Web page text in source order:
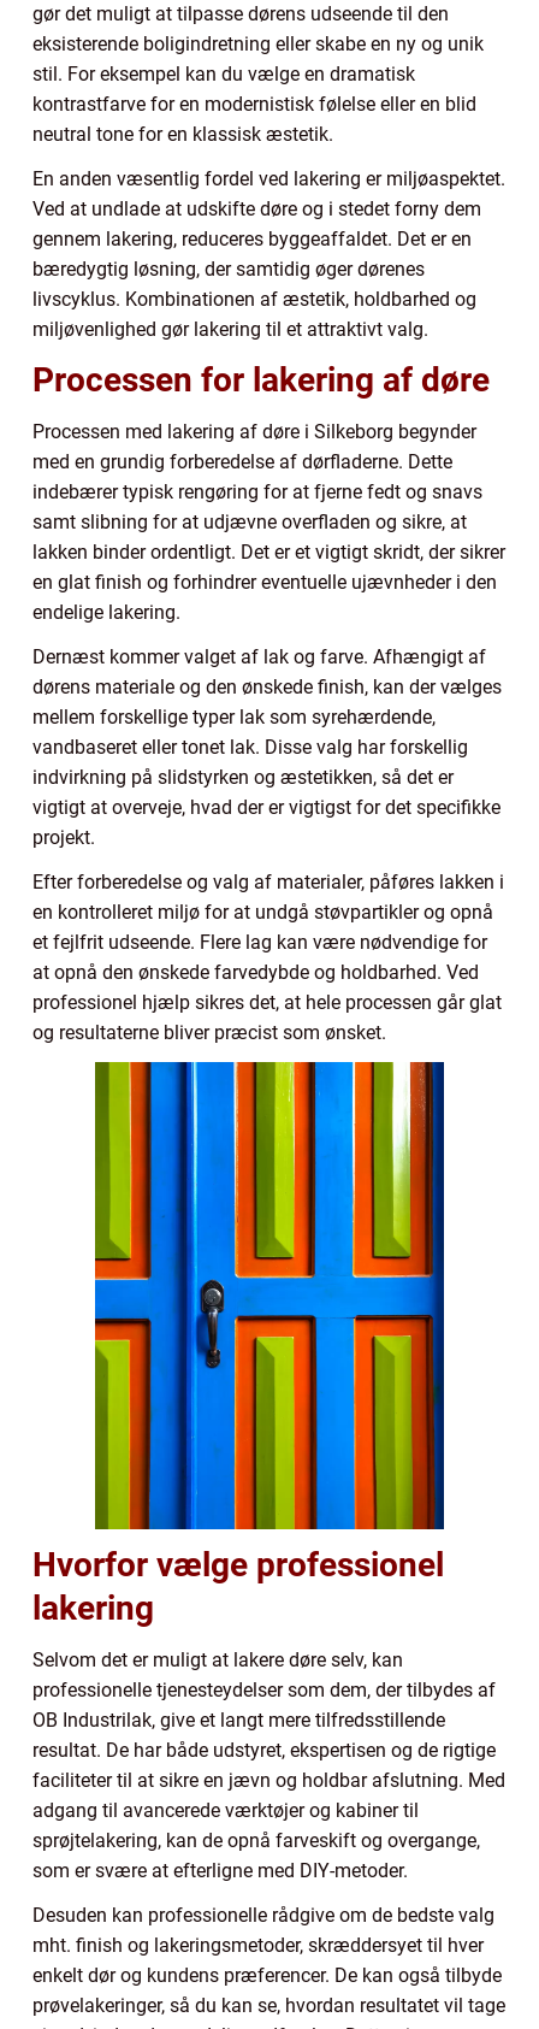
gør det muligt at tilpasse dørens udseende til den
eksisterende boligindretning eller skabe en ny og unik
stil. For eksempel kan du vælge en dramatisk
kontrastfarve for en modernistisk følelse eller en blid
neutral tone for en klassisk æstetik.
En anden væsentlig fordel ved lakering er miljøaspektet.
Ved at undlade at udskifte døre og i stedet forny dem
gennem lakering, reduceres byggeaffaldet. Det er en
bæredygtig løsning, der samtidig øger dørenes
livscyklus. Kombinationen af æstetik, holdbarhed og
miljøvenlighed gør lakering til et attraktivt valg.
Processen for lakering af døre
Processen med lakering af døre i Silkeborg begynder
med en grundig forberedelse af dørfladerne. Dette
indebærer typisk rengøring for at fjerne fedt og snavs
samt slibning for at udjævne overfladen og sikre, at
lakken binder ordentligt. Det er et vigtigt skridt, der sikrer
en glat finish og forhindrer eventuelle ujævnheder i den
endelige lakering.
Dernæst kommer valget af lak og farve. Afhængigt af
dørens materiale og den ønskede finish, kan der vælges
mellem forskellige typer lak som syrehærdende,
vandbaseret eller tonet lak. Disse valg har forskellig
indvirkning på slidstyrken og æstetikken, så det er
vigtigt at overveje, hvad der er vigtigst for det specifikke
projekt.
Efter forberedelse og valg af materialer, påføres lakken i
en kontrolleret miljø for at undgå støvpartikler og opnå
et fejlfrit udseende. Flere lag kan være nødvendige for
at opnå den ønskede farvedybde og holdbarhed. Ved
professionel hjælp sikres det, at hele processen går glat
og resultaterne bliver præcist som ønsket.
Hvorfor vælge professionel
lakering
Selvom det er muligt at lakere døre selv, kan
professionelle tjenesteydelser som dem, der tilbydes af
OB Industrilak, give et langt mere tilfredsstillende
resultat. De har både udstyret, ekspertisen og de rigtige
faciliteter til at sikre en jævn og holdbar afslutning. Med
adgang til avancerede værktøjer og kabiner til
sprøjtelakering, kan de opnå farveskift og overgange,
som er svære at efterligne med DIY-metoder.
Desuden kan professionelle rådgive om de bedste valg
mht. finish og lakeringsmetoder, skræddersyet til hver
enkelt dør og kundens præferencer. De kan også tilbyde
prøvelakeringer, så du kan se, hvordan resultatet vil tage